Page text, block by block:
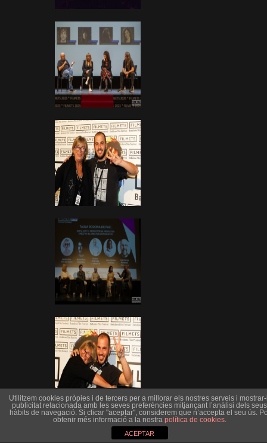
Utilitzem cookies pròpies i de tercers per a millorar els nostres serveis i
publicitat relacionada amb les seves preferències mitjançant l’anàlisi dels seus
hàbits de navegació. Si clicar "aceptar", considerem que n’accepta el seu ús.
obtenir més informació a la nostra política de cookies.
ACEPTAR